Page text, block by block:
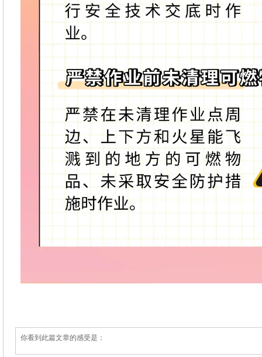
你看到此篇文章的感受是：